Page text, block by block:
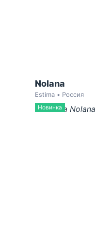
Nolana
Estima • Россия
Новинка